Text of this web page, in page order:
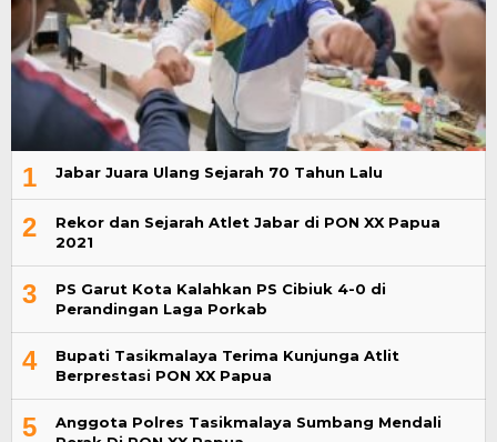
1 Jabar Juara Ulang Sejarah 70 Tahun Lalu
2
Rekor dan Sejarah Atlet Jabar di PON XX Papua
2021
3
PS Garut Kota Kalahkan PS Cibiuk 4-0 di
Perandingan Laga Porkab
4
Bupati Tasikmalaya Terima Kunjunga Atlit
Berprestasi PON XX Papua
5
Anggota Polres Tasikmalaya Sumbang Mendali